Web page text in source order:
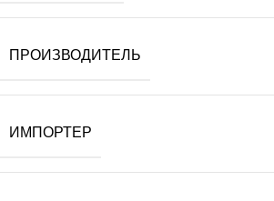
ПРОИЗВОДИТЕЛЬ
ИМПОРТЕР